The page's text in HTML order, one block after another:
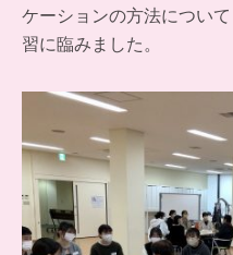
ケーションの方法につい
習に臨みました。